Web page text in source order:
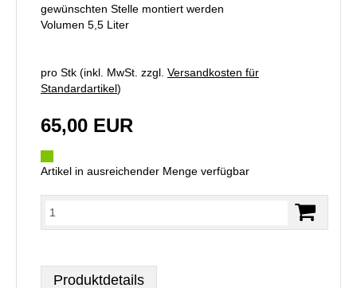
gewünschten Stelle montiert werden
Volumen 5,5 Liter
pro Stk (inkl. MwSt. zzgl. Versandkosten für
Standardartikel)
65,00 EUR
Artikel in ausreichender Menge verfügbar
Produktdetails